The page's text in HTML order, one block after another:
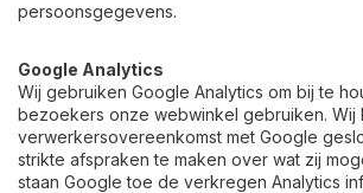
persoonsgegevens.
Google Analytics
Wij gebruiken Google Analytics om bij te
bezoekers onze webwinkel gebruiken. Wij
verwerkersovereenkomst met Google
strikte afspraken te maken over wat zij
staan Google toe de verkregen Analytics